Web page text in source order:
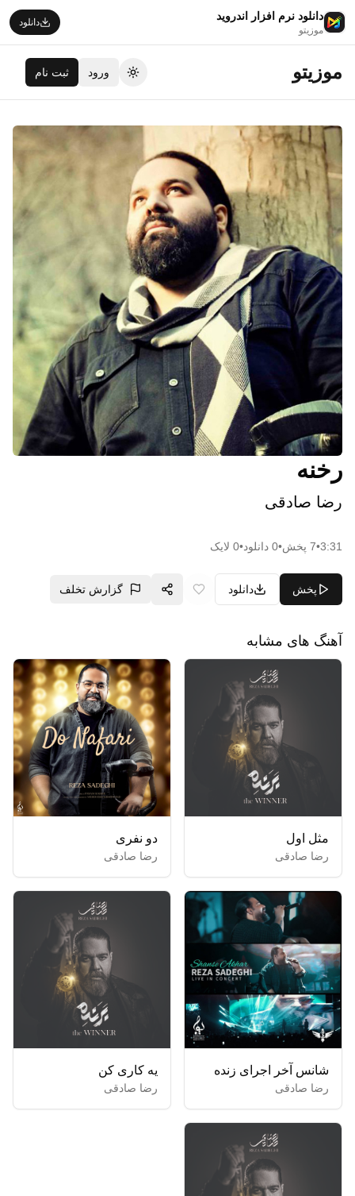
دانلود نرم افزار اندروید
موزیتو
دانلود
موزیتو تغییر تم
ورود ثبت نام
رخنه
رضا صادقی
3:31
•
7 پخش•
0 دانلود•
0 لایک
پخش دانلود گزارش تخلف
آهنگ های مشابه
مثل اول
رضا صادقی
دو نفری
رضا صادقی
شانس آخر اجرای زنده
رضا صادقی
یه کاری کن
رضا صادقی